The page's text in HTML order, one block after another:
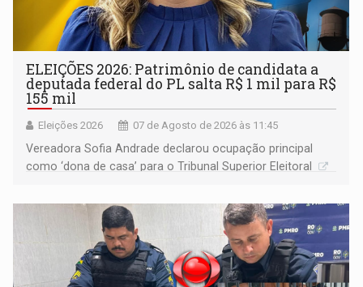
ELEIÇÕES 2026: Patrimônio de candidata a
deputada federal do PL salta R$ 1 mil para R$
155 mil
Eleições 2026 07 de Agosto de 2026 às 11:45
Vereadora Sofia Andrade declarou ocupação principal
como ‘dona de casa’ para o Tribunal Superior Eleitoral